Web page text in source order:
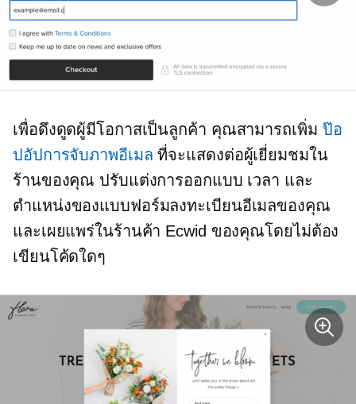
เพื่อดึงดูดผู้มีโอกาสเป็นลูกค้า คุณสามารถเพิ่ม ป๊อ
ปอัปการจับภาพอีเมล ที่จะแสดงต่อผู้เยี่ยมชมใน
ร้านของคุณ ปรับแต่งการออกแบบ เวลา และ
ตำแหน่งของแบบฟอร์มลงทะเบียนอีเมลของคุณ
และเผยแพร่ในร้านค้า Ecwid ของคุณโดยไม่ต้อง
เขียนโค้ดใดๆ